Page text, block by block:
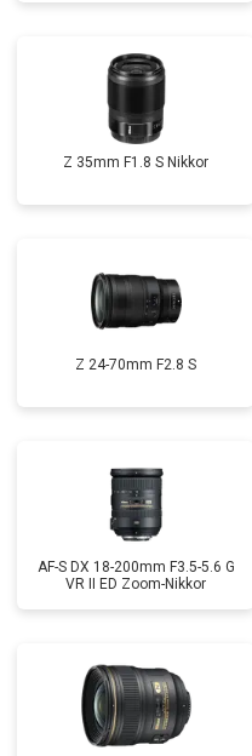
Z 35mm F1.8 S Nikkor
Z 24-70mm F2.8 S
AF-S DX 18-200mm F3.5-5.6 G
VR II ED Zoom-Nikkor